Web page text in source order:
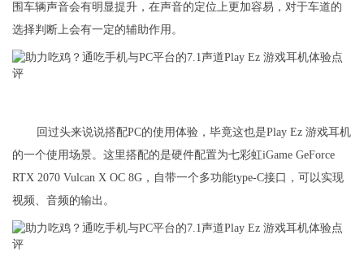
围车辆声音会有明显提升，在声音的定位上更加容易，对于车道的
选择判断上会有一定的辅助作用。
回过头来说说搭配PC的使用体验，毕竟这也是Play Ez 游戏耳机
的一个使用场景。这里搭配的是硬件配置为七彩虹iGame GeForce
RTX 2070 Vulcan X OC 8G，自带一个多功能type-C接口，可以实现
视频、音频的输出。